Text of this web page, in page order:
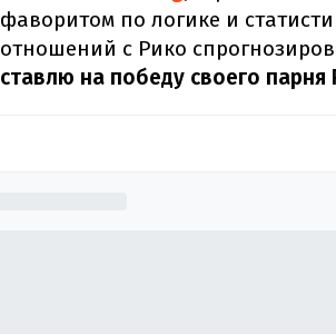
фаворитом по логике и
отношений с Рико
ставлю на победу своего парня